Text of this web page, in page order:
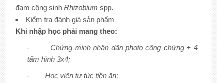
đạm cộng sinh Rhizobium spp.
Kiểm tra đánh giá sản phẩm
Khi nhập học phải mang theo:
-Chứng minh nhân dân photo công chứng + 4
tấm hình 3x4;
- Học viên tự túc tiền ăn;